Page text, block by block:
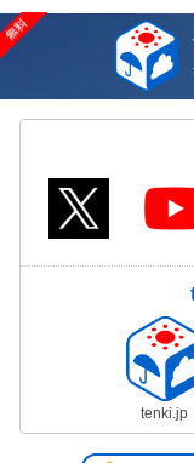
tenki.jp